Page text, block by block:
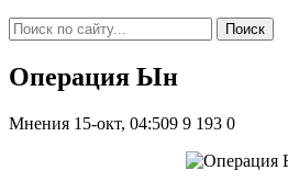
Поиск
Операция Ын
Мнения 15-окт, 04:509 9 193 0